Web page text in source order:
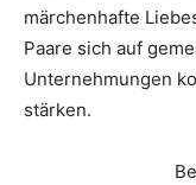
märchenhafte
Paare sich auf
Unternehmungen
stärken.